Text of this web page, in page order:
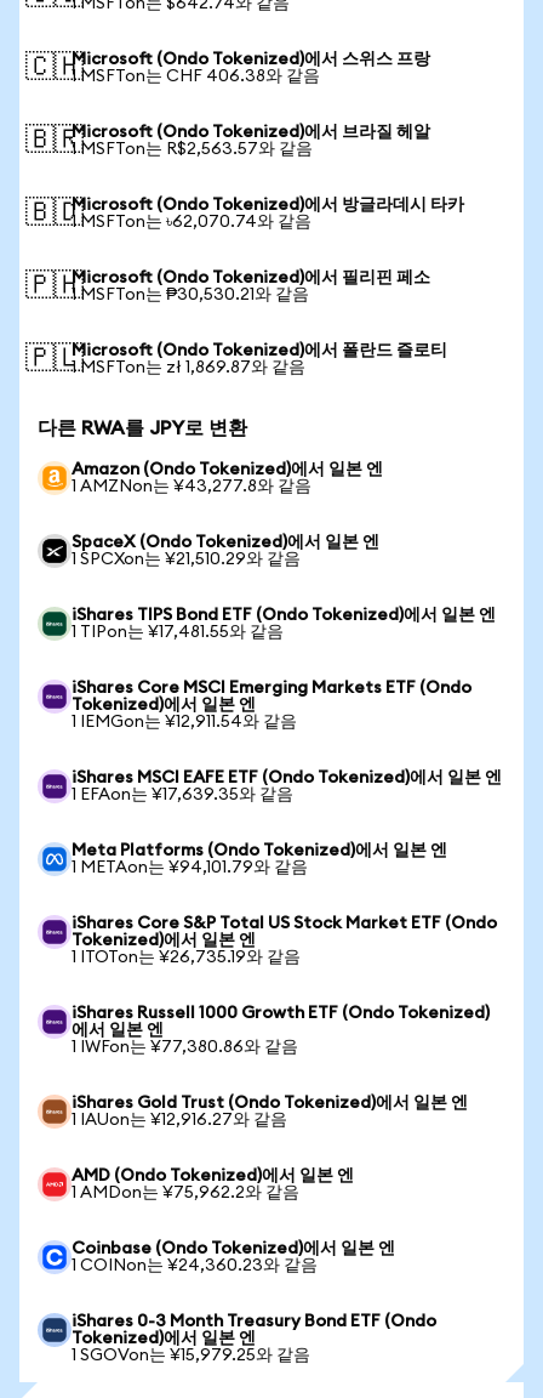
1 MSFTon는 $642.74와 같음
🇨🇭Microsoft (Ondo Tokenized)에서 스위스 프랑
1 MSFTon는 CHF 406.38와 같음
🇧🇷Microsoft (Ondo Tokenized)에서 브라질 헤알
1 MSFTon는 R$2,563.57와 같음
🇧🇩Microsoft (Ondo Tokenized)에서 방글라데시 타카
1 MSFTon는 ৳62,070.74와 같음
🇵🇭Microsoft (Ondo Tokenized)에서 필리핀 페소
1 MSFTon는 ₱30,530.21와 같음
🇵🇱Microsoft (Ondo Tokenized)에서 폴란드 즐로티
1 MSFTon는 zł 1,869.87와 같음
다른 RWA를 JPY로 변환
Amazon (Ondo Tokenized)에서 일본 엔
1 AMZNon는 ¥43,277.8와 같음
SpaceX (Ondo Tokenized)에서 일본 엔
1 SPCXon는 ¥21,510.29와 같음
iShares TIPS Bond ETF (Ondo Tokenized)에서 일본 엔
1 TIPon는 ¥17,481.55와 같음
iShares Core MSCI Emerging Markets ETF (Ondo
Tokenized)에서 일본 엔
1 IEMGon는 ¥12,911.54와 같음
iShares MSCI EAFE ETF (Ondo Tokenized)에서 일본 엔
1 EFAon는 ¥17,639.35와 같음
Meta Platforms (Ondo Tokenized)에서 일본 엔
1 METAon는 ¥94,101.79와 같음
iShares Core S&P Total US Stock Market ETF (Ondo
Tokenized)에서 일본 엔
1 ITOTon는 ¥26,735.19와 같음
iShares Russell 1000 Growth ETF (Ondo Tokenized)
에서 일본 엔
1 IWFon는 ¥77,380.86와 같음
iShares Gold Trust (Ondo Tokenized)에서 일본 엔
1 IAUon는 ¥12,916.27와 같음
AMD (Ondo Tokenized)에서 일본 엔
1 AMDon는 ¥75,962.2와 같음
Coinbase (Ondo Tokenized)에서 일본 엔
1 COINon는 ¥24,360.23와 같음
iShares 0-3 Month Treasury Bond ETF (Ondo
Tokenized)에서 일본 엔
1 SGOVon는 ¥15,979.25와 같음